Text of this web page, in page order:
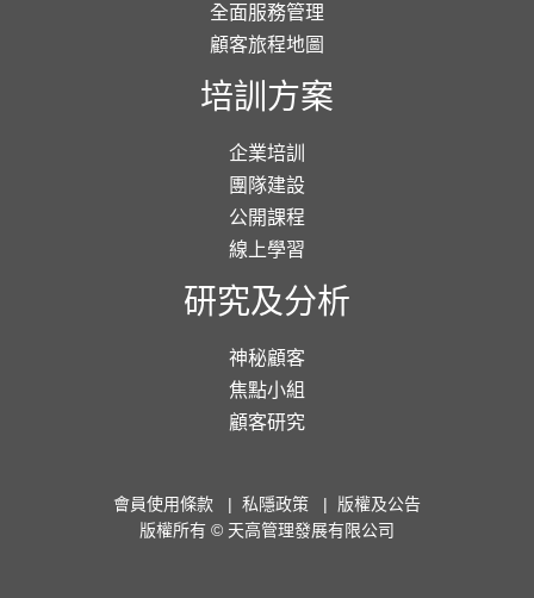
全面服務管理
顧客旅程地圖
培訓方案
企業培訓
團隊建設
公開課程
線上學習
研究及分析
神秘顧客
焦點小組
顧客研究
會員使用條款 | 私隱政策 |
版權及公告
版權所有 © 天高管理發展有限公司